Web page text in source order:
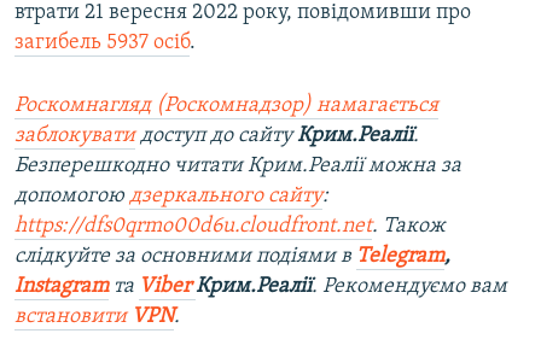
втрати 21 вересня 2022 року, повідомивши про
загибель 5937 осіб.
Роскомнагляд (Роскомнадзор) намагається
заблокуватидоступ до сайтуКрим.Реалії.
Безперешкодно читати Крим.Реалії можна за
допомогою дзеркального сайту:
https://dfs0qrmo00d6u.cloudfront.net. Також
слідкуйте за основними подіями в Telegram,
Instagramта ViberКрим.Реалії. Рекомендуємо вам
встановити VPN.